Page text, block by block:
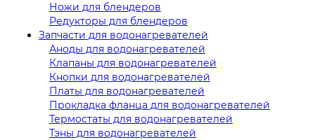
Ножи для блендеров
Редукторы для блендеров
Запчасти для водонагревателей
Аноды для водонагревателей
Клапаны для водонагревателей
Кнопки для водонагревателей
Платы для водонагревателей
Прокладка фланца для водонагревателей
Термостаты для водонагревателей
Тэны для водонагревателей